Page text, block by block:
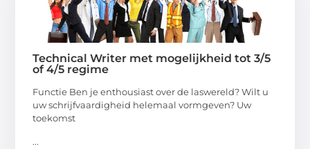
Technical Writer met mogelijkheid tot 3/5
of 4/5 regime
Functie Ben je enthousiast over de laswereld? Wilt u
uw schrijfvaardigheid helemaal vormgeven? Uw
toekomst
...